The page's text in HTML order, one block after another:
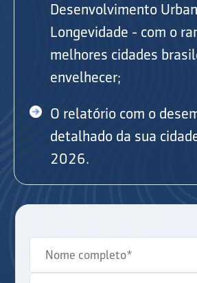
Desenvolvimento
Longevidade - com o
melhores cidades
envelhecer;
O relatório com o
detalhado da sua
2026.